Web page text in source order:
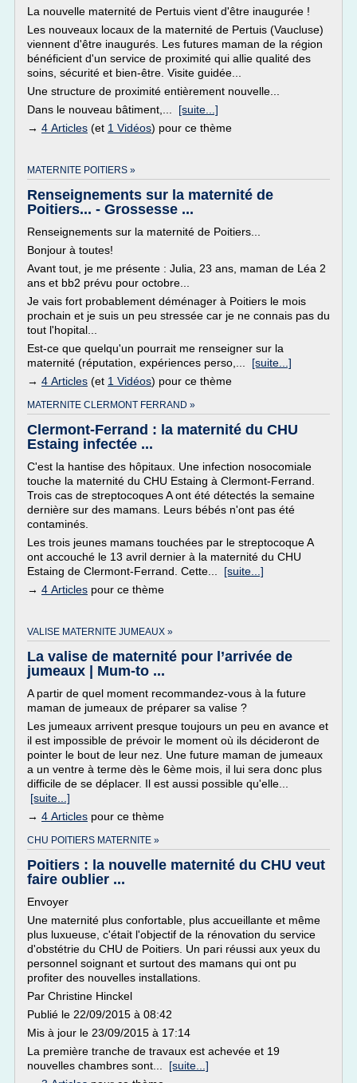
La nouvelle maternité de Pertuis vient d'être inaugurée !
Les nouveaux locaux de la maternité de Pertuis (Vaucluse)
viennent d'être inaugurés. Les futures maman de la région
bénéficient d'un service de proximité qui allie qualité des
soins, sécurité et bien-être. Visite guidée...
Une structure de proximité entièrement nouvelle...
Dans le nouveau bâtiment,... [suite...]
→ 4 Articles (et 1 Vidéos) pour ce thème
MATERNITE POITIERS »
Renseignements sur la maternité de
Poitiers... - Grossesse ...
Renseignements sur la maternité de Poitiers...
Bonjour à toutes!
Avant tout, je me présente : Julia, 23 ans, maman de Léa 2
ans et bb2 prévu pour octobre...
Je vais fort probablement déménager à Poitiers le mois
prochain et je suis un peu stressée car je ne connais pas du
tout l'hopital...
Est-ce que quelqu'un pourrait me renseigner sur la
maternité (réputation, expériences perso,... [suite...]
→ 4 Articles (et 1 Vidéos) pour ce thème
MATERNITE CLERMONT FERRAND »
Clermont-Ferrand : la maternité du CHU
Estaing infectée ...
C'est la hantise des hôpitaux. Une infection nosocomiale
touche la maternité du CHU Estaing à Clermont-Ferrand.
Trois cas de streptocoques A ont été détectés la semaine
dernière sur des mamans. Leurs bébés n'ont pas été
contaminés.
Les trois jeunes mamans touchées par le streptocoque A
ont accouché le 13 avril dernier à la maternité du CHU
Estaing de Clermont-Ferrand. Cette... [suite...]
→ 4 Articles pour ce thème
VALISE MATERNITE JUMEAUX »
La valise de maternité pour l’arrivée de
jumeaux | Mum-to ...
A partir de quel moment recommandez-vous à la future
maman de jumeaux de préparer sa valise ?
Les jumeaux arrivent presque toujours un peu en avance et
il est impossible de prévoir le moment où ils décideront de
pointer le bout de leur nez. Une future maman de jumeaux
a un ventre à terme dès le 6ème mois, il lui sera donc plus
difficile de se déplacer. Il est aussi possible qu'elle...
[suite...]
→ 4 Articles pour ce thème
CHU POITIERS MATERNITE »
Poitiers : la nouvelle maternité du CHU veut
faire oublier ...
Envoyer
Une maternité plus confortable, plus accueillante et même
plus luxueuse, c'était l'objectif de la rénovation du service
d'obstétrie du CHU de Poitiers. Un pari réussi aux yeux du
personnel soignant et surtout des mamans qui ont pu
profiter des nouvelles installations.
Par Christine Hinckel
Publié le 22/09/2015 à 08:42
Mis à jour le 23/09/2015 à 17:14
La première tranche de travaux est achevée et 19
nouvelles chambres sont... [suite...]